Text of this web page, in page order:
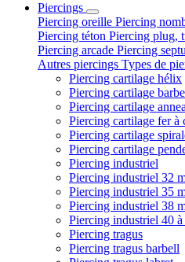
Piercings
Piercing oreille Piercing
Piercing téton Piercing plug,
Piercing arcade Piercing
Autres piercings Types de
Piercing cartilage hélix
Piercing cartilage
Piercing cartilage
Piercing cartilage fer à
Piercing cartilage
Piercing cartilage
Piercing industriel
Piercing industriel 32
Piercing industriel 35
Piercing industriel 38
Piercing industriel 40
Piercing tragus
Piercing tragus barbell